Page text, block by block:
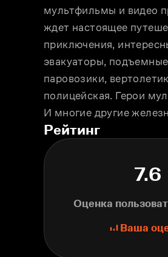
мультфильмы и видео
ждет настоящее
приключения,
эвакуаторы,
паровозики,
полицейская. Герои
И многие другие
Рейтинг
7.6
Оценка
Ваша